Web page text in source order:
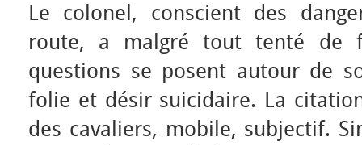
Le colonel, conscient des
route, a malgré tout tenté de
questions se posent autour de
folie et désir suicidaire. La
des cavaliers, mobile, subjectif.